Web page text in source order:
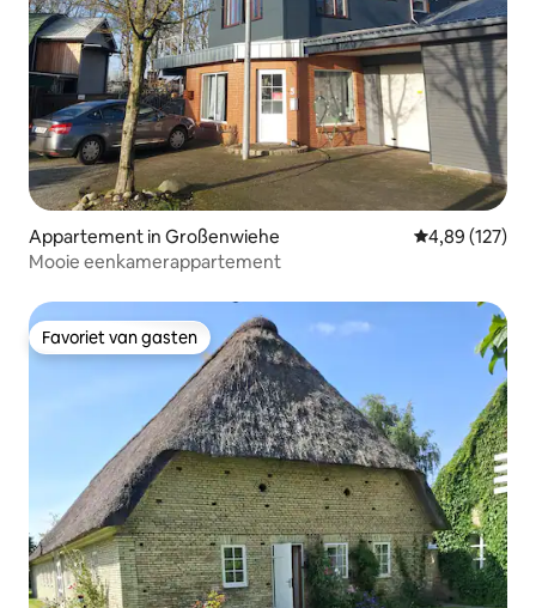
Appartement in Großenwiehe Gemiddelde
4,89 (127)
Mooie eenkamerappartement
Favoriet van gasten
Favoriet van gasten